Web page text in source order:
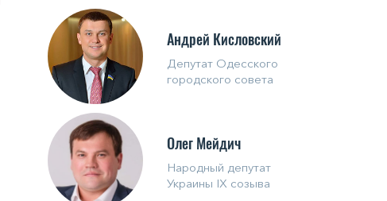
Андрей Кисловский
Депутат Одесского
городского совета
Олег Мейдич
Народный депутат
Украины IX созыва